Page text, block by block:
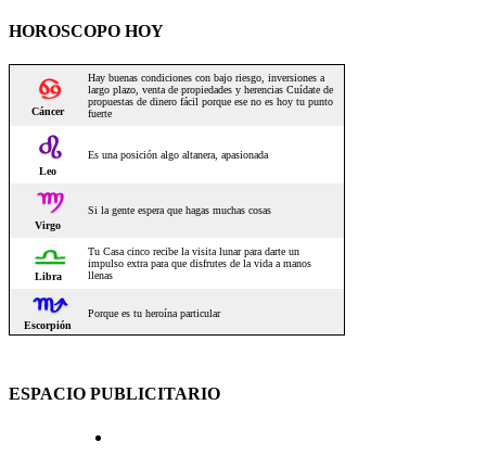
HOROSCOPO HOY
ESPACIO PUBLICITARIO